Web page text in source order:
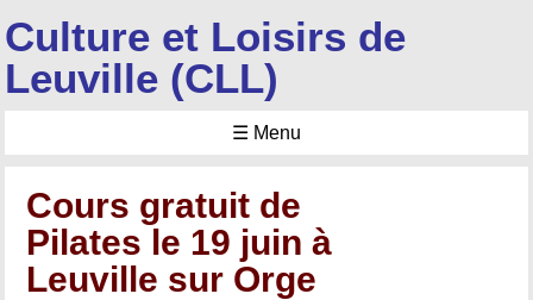
Culture et Loisirs de
Leuville (CLL)
☰ Menu
Cours gratuit de
Pilates le 19 juin à
Leuville sur Orge